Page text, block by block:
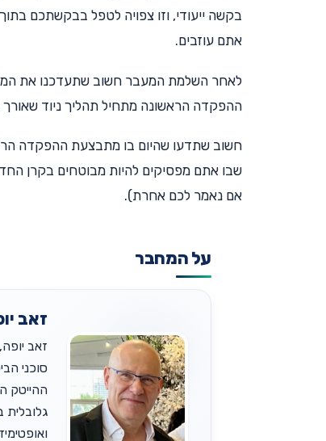
בקשה ייעודי, וזו צפויה לטפל בבקשתכם
אתם עוזבים.
לאחר השלמת המעבר חשוב שתעדכנו את
ההפקדה הראשונה מתחיל תהליך ניוד שאורך כ-10 ימי
חשוב שתדעו שהיום בו מתבצעת ההפקדה
שבו אתם מפסיקים להיות מבוטחים בקרן
אם נאמר לכם אחרת).
על המחבר
זאב